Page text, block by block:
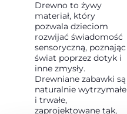
Drewno to żywy
materiał, który
pozwala dzieciom
rozwijać świadomość
sensoryczną, poznając
świat poprzez dotyk i
inne zmysły.
Drewniane zabawki są
naturalnie wytrzymałe
i trwałe,
zaprojektowane tak,